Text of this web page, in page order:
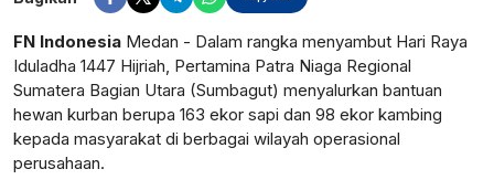
FN Indonesia Medan - Dalam rangka menyambut Hari Raya
Iduladha 1447 Hijriah, Pertamina Patra Niaga Regional
Sumatera Bagian Utara (Sumbagut) menyalurkan bantuan
hewan kurban berupa 163 ekor sapi dan 98 ekor kambing
kepada masyarakat di berbagai wilayah operasional
perusahaan.